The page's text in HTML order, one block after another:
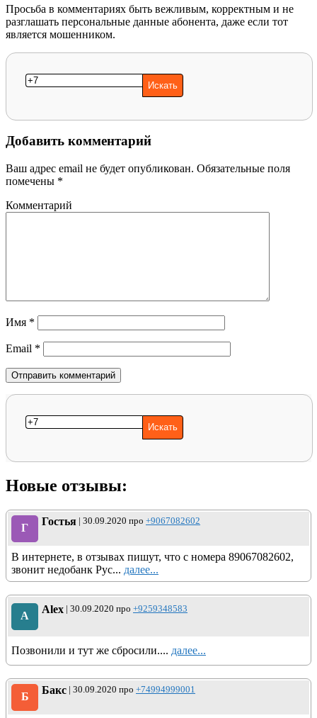
Просьба в комментариях быть вежливым, корректным и не
разглашать персональные данные абонента, даже если тот
является мошенником.
Добавить комментарий
Ваш адрес email не будет опубликован. Обязательные поля
помечены *
Комментарий
Имя *
Email *
Новые отзывы:
Г
Гостья | 30.09.2020 про +9067082602
В интернете, в отзывах пишут, что с номера 89067082602,
звонит недобанк Рус... далее...
A
Alex | 30.09.2020 про +9259348583
Позвонили и тут же сбросили.... далее...
Б
Бакс | 30.09.2020 про +74994999001